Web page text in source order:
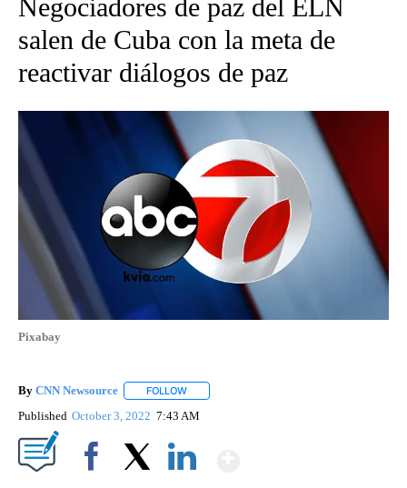
Negociadores de paz del ELN
salen de Cuba con la meta de
reactivar diálogos de paz
Pixabay
By CNN Newsource FOLLOW
Published October 3, 2022 7:43 AM